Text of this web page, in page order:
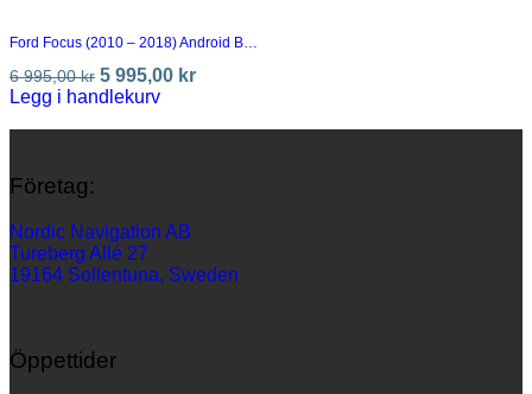
Ford Focus (2010 – 2018) Android B…
6 995,00kr 5 995,00 kr
Legg i handlekurv
Företag:
Nordic Navigation AB
Tureberg Allé 27
19164 Sollentuna, Sweden
Öppettider